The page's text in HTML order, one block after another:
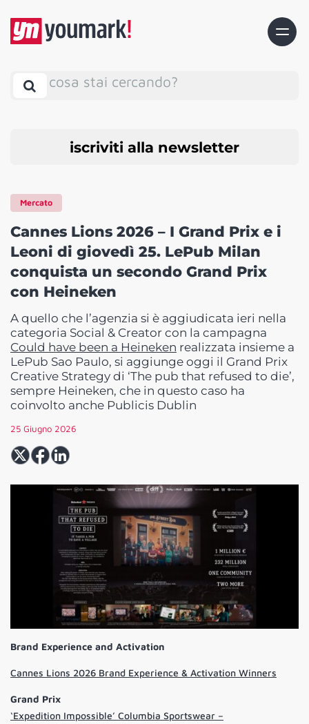
cosa stai cercando?
iscriviti alla newsletter
Mercato
Cannes Lions 2026 – I Grand Prix e i
Leoni di giovedì 25. LePub Milan
conquista un secondo Grand Prix
con Heineken
A quello che l’agenzia si è aggiudicata ieri nella
categoria Social & Creator con la campagna
Could have been a Heineken realizzata insieme a
LePub Sao Paulo, si aggiunge oggi il Grand Prix
Creative Strategy di ‘The pub that refused to die’,
sempre Heineken, che in questo caso ha
coinvolto anche Publicis Dublin
25 Giugno 2026
Brand Experience and Activation
Cannes Lions 2026 Brand Experience & Activation Winners
Grand Prix
‘Expedition Impossible’ Columbia Sportswear –